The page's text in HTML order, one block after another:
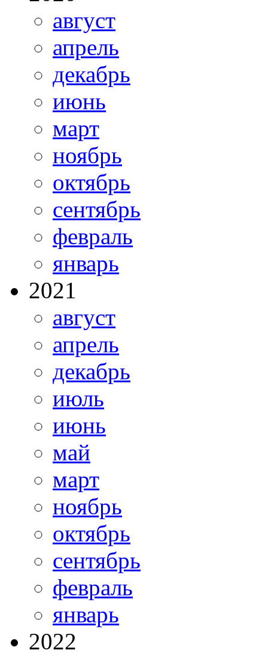
август
апрель
декабрь
июнь
март
ноябрь
октябрь
сентябрь
февраль
январь
2021
август
апрель
декабрь
июль
июнь
май
март
ноябрь
октябрь
сентябрь
февраль
январь
2022